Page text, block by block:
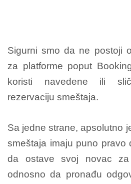
Sigurni smo da ne postoji
za platforme poput
koristi navedene ili
rezervaciju smeštaja.
Sa jedne strane, apsolutno
smeštaja imaju puno pravo
da ostave svoj novac za
odnosno da pronađu